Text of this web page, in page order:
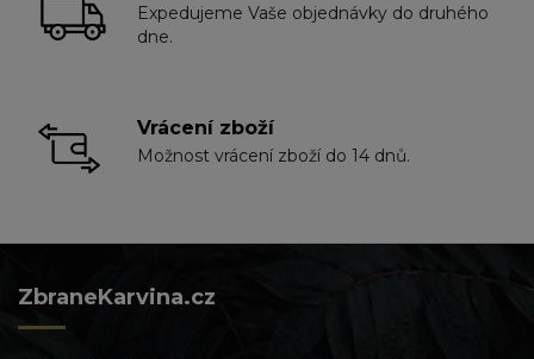
Expedujeme Vaše objednávky do druhého
dne.
Vrácení zboží
Možnost vrácení zboží do 14 dnů.
ZbraneKarvina.cz